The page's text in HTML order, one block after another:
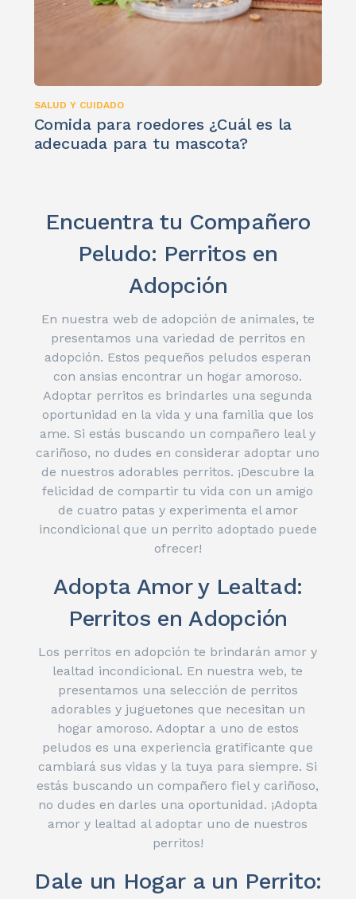
SALUD Y CUIDADO
Comida para roedores ¿Cuál es la
adecuada para tu mascota?
Encuentra tu Compañero
Peludo: Perritos en
Adopción
En nuestra web de adopción de animales, te
presentamos una variedad de perritos en
adopción. Estos pequeños peludos esperan
con ansias encontrar un hogar amoroso.
Adoptar perritos es brindarles una segunda
oportunidad en la vida y una familia que los
ame. Si estás buscando un compañero leal y
cariñoso, no dudes en considerar adoptar uno
de nuestros adorables perritos. ¡Descubre la
felicidad de compartir tu vida con un amigo
de cuatro patas y experimenta el amor
incondicional que un perrito adoptado puede
ofrecer!
Adopta Amor y Lealtad:
Perritos en Adopción
Los perritos en adopción te brindarán amor y
lealtad incondicional. En nuestra web, te
presentamos una selección de perritos
adorables y juguetones que necesitan un
hogar amoroso. Adoptar a uno de estos
peludos es una experiencia gratificante que
cambiará sus vidas y la tuya para siempre. Si
estás buscando un compañero fiel y cariñoso,
no dudes en darles una oportunidad. ¡Adopta
amor y lealtad al adoptar uno de nuestros
perritos!
Dale un Hogar a un Perrito: